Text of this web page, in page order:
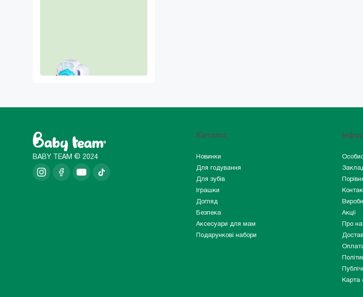
BABY TEAM © 2024
Каталог
Новинки
Для годування
Для зубів
Іграшки
Догляд
Безпека
Аксесуари для мам
Подарункові набори
Акції
Про
Карта